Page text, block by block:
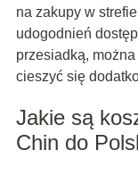
na zakupy w
udogodnień
przesiadką,
cieszyć się
Jakie są
Chin do